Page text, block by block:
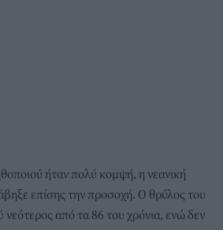
ήταν πολύ κομψή, η νεανική
επίσης την προσοχή. Ο θρύλος του
νεότερος από τα 86 του χρόνια, ενώ δεν